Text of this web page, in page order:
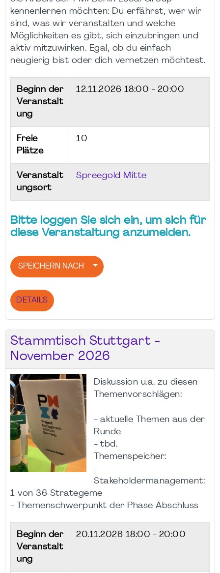
kennenlernen möchten: Du erfährst, wer wir
sind, was wir veranstalten und welche
Möglichkeiten es gibt, sich einzubringen und
aktiv mitzuwirken. Egal, ob du einfach
neugierig bist oder dich vernetzen möchtest.
Beginn der
Veranstalt
ung
12.11.2026 18:00 - 20:00
Freie
Plätze
10
Veranstalt
ungsort
Spreegold Mitte
Bitte loggen Sie sich ein, um sich für
diese Veranstaltung anzumelden.
SPEICHERN NACH
DETAILS
Stammtisch Stuttgart -
November 2026
Diskussion u.a. zu diesen
Themenvorschlägen:
- aktuelle Themen aus der
Runde
- tbd.
Themenspeicher:
-
Stakeholdermanagement:
1 von 36 Strategeme
- Themenschwerpunkt der Phase Abschluss
Beginn der
Veranstalt
ung
20.11.2026 18:00 - 20:00